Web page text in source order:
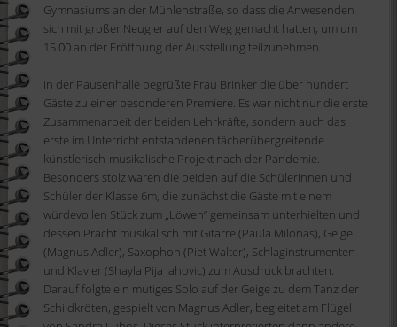
Gymnasiums an der Mühlenstraße, so dass die Anwesenden
sich mit großer Neugier auf den Weg gemacht hatten, um um
15.00 an der Eröffnung der Ausstellung teilzunehmen.
In der Pausenhalle begrüßte Frau Brinker die über hundert
Gäste zu einer besonderen Premiere. Es war nicht nur die erste
Zusammenarbeit der beiden Lehrkräfte, sondern auch das
erste im Unterricht entstandenen fächerübergreifende
künstlerisch-musikalische Projekt nach der Pandemie.
Besonders stolz waren die beiden auf die Schülerinnen und
Schüler der Klasse 6m, die zunächst die Gäste mit einem
würdevollen Stück zum „Löwen“ gemeinsam unterhielten und
dessen Pracht musikalisch mit Gitarre (Paula Milonas), Geige
(Magnus Adler), Saxophon (Piet Walter), Schlaginstrumenten
und Klavier(Shayla Pija Jahovic) zum Ausdruck brachten.
Darauf folgte ein mutiges Solo auf der Geige zu dem Tanz der
Schildkröten, gespielt von Magnus Adler, begleitet am Flügel